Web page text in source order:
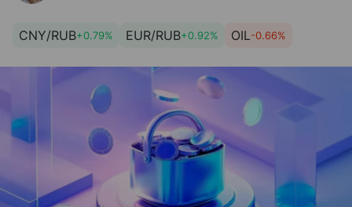
CNY/RUB+0.79% EUR/RUB+0.92% OIL-0.66%